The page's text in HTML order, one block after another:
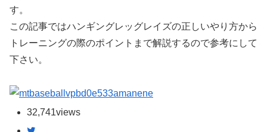
す。
この記事ではハンギングレッグレイズの正しいやり方から
トレーニングの際のポイントまで解説するので参考にして
下さい。
manene
32,741views